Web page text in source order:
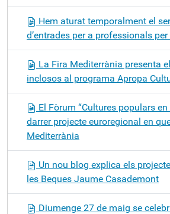
Hem aturat temporalment el
d’entrades per a professionals
La Fira Mediterrània presenta
inclosos al programa Apropa
El Fòrum “Cultures populars
darrer projecte euroregional en
Mediterrània
Un nou blog explica els
les Beques Jaume Casademont
Diumenge 27 de maig se